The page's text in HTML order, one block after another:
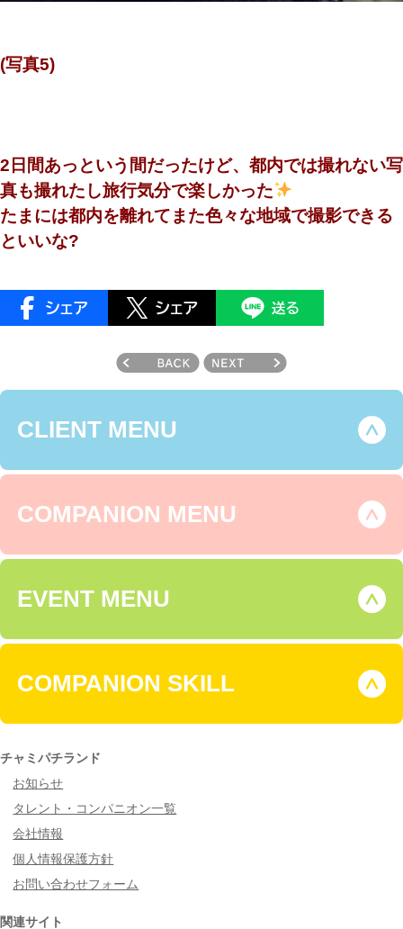
(写真5)
2日間あっという間だったけど、都内では撮れない写
真も撮れたし旅行気分で楽しかった
たまには都内を離れてまた色々な地域で撮影できる
といいな?
CLIENT MENU
COMPANION MENU
EVENT MENU
COMPANION SKILL
チャミパチランド
お知らせ
タレント・コンパニオン一覧
会社情報
個人情報保護方針
お問い合わせフォーム
関連サイト